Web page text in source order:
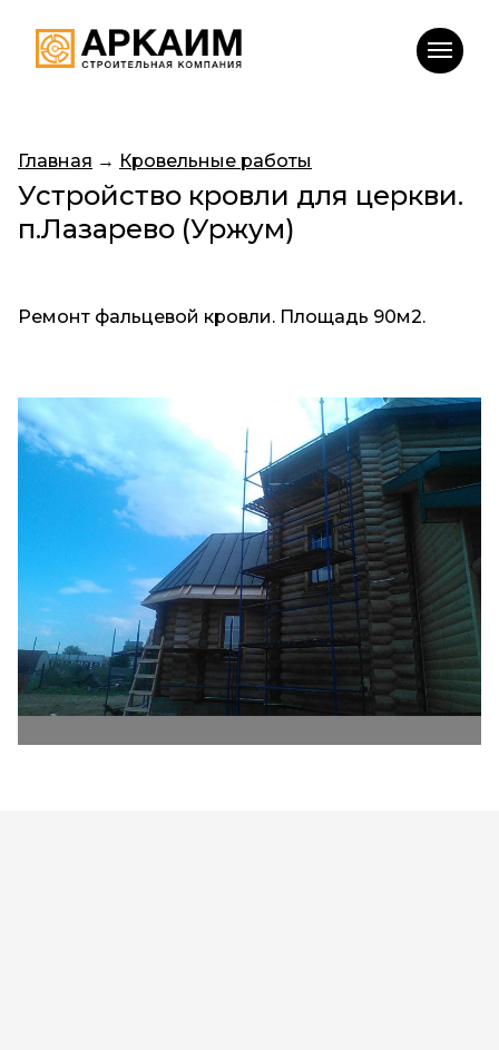
Главная → Кровельные работы
Устройство кровли для церкви.
п.Лазарево (Уржум)
Ремонт фальцевой кровли. Площадь 90м2.